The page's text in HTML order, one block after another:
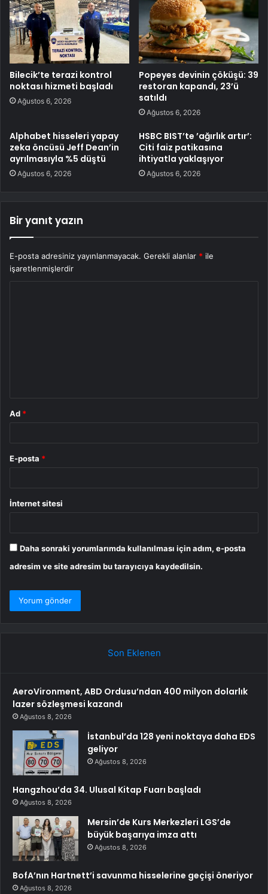
Bilecik’te terazi kontrol
noktası hizmeti başladı
Ağustos 6, 2026
Popeyes devinin çöküşü: 39
restoran kapandı, 23’ü
satıldı
Ağustos 6, 2026
Alphabet hisseleri yapay
zeka öncüsü Jeff Dean’in
ayrılmasıyla %5 düştü
Ağustos 6, 2026
HSBC BIST’te ’ağırlık artır’:
Citi faiz patikasına
ihtiyatla yaklaşıyor
Ağustos 6, 2026
Bir yanıt yazın
E-posta adresiniz yayınlanmayacak. Gerekli alanlar * ile
işaretlenmişlerdir
Ad *
E-posta *
İnternet sitesi
Daha sonraki yorumlarımda kullanılması için adım, e-posta
adresim ve site adresim bu tarayıcıya kaydedilsin.
Son Eklenen
AeroVironment, ABD Ordusu’ndan 400 milyon dolarlık
lazer sözleşmesi kazandı
Ağustos 8, 2026
İstanbul’da 128 yeni noktaya daha EDS
geliyor
Ağustos 8, 2026
Hangzhou’da 34. Ulusal Kitap Fuarı başladı
Ağustos 8, 2026
Mersin’de Kurs Merkezleri LGS’de
büyük başarıya imza attı
Ağustos 8, 2026
BofA’nın Hartnett’i savunma hisselerine geçişi öneriyor
Ağustos 8, 2026